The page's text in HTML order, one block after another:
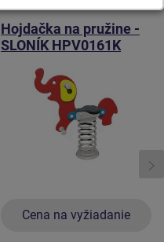
Produkt - HPV-0161K-10
Hojdačka na pružine -
SLONÍK HPV0161K
Cena na vyžiadanie